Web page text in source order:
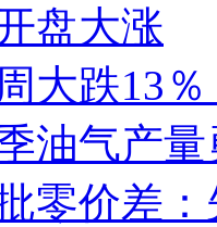
盘大涨
大跌13
油气产
零价差